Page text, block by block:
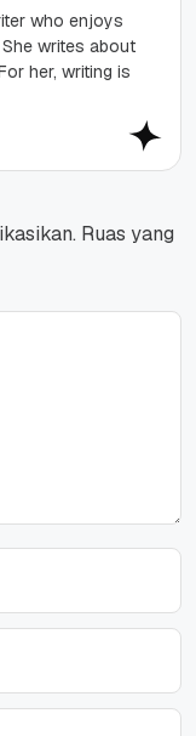
who enjoys
writes about
her, writing is
Ruas yang